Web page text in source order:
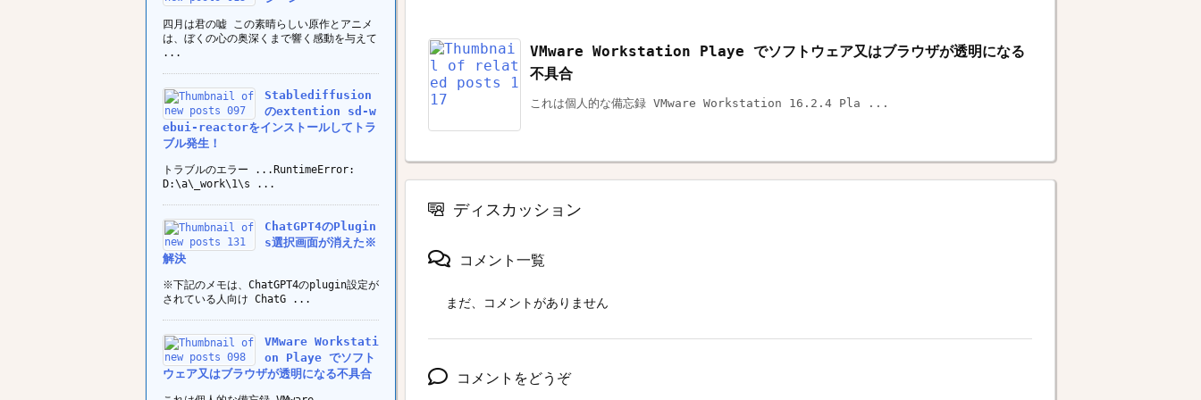
VMware Workstation Playe でソフトウェア又はブラウザが透明になる
不具合
これは個人的な備忘録 VMware Workstation 16.2.4 Pla ...
ディスカッション
コメント一覧
まだ、コメントがありません
コメントをどうぞ
四月は君の嘘 この素晴らしい原作とアニメ
は、ぼくの心の奥深くまで響く感動を与えて
...
Stablediffusion
のextention sd-w
ebui-reactorをインストールしてトラ
ブル発生！
トラブルのエラー ...RuntimeError:
D:\a\_work\1\s ...
ChatGPT4のPlugin
s選択画面が消えた※
解決
※下記のメモは、ChatGPT4のplugin設定が
されている人向け ChatG ...
VMware Workstati
on Playe でソフト
ウェア又はブラウザが透明になる不具合